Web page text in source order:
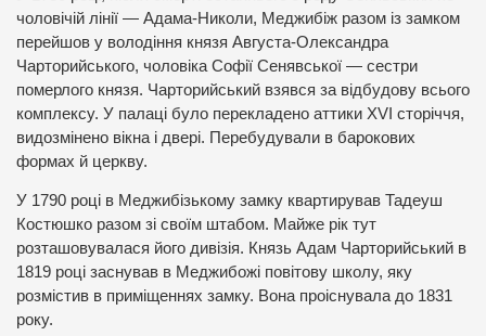
чоловічій лінії — Адама-Николи, Меджибіж разом із замком
перейшов у володіння князя Августа-Олександра
Чарторийського, чоловіка Софії Сенявської — сестри
померлого князя. Чарторийський взявся за відбудову всього
комплексу. У палаці було перекладено аттики XVI сторіччя,
видозмінено вікна і двері. Перебудували в барокових
формах й церкву.
У 1790 році в Меджибізькому замку квартирував Тадеуш
Костюшко разом зі своїм штабом. Майже рік тут
розташовувалася його дивізія. Князь Адам Чарторийський в
1819 році заснував в Меджибожі повітову школу, яку
розмістив в приміщеннях замку. Вона проіснувала до 1831
року.